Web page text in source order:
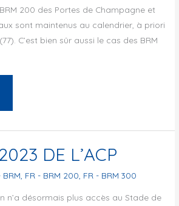
200 des Portes de Champagne et
sont maintenus au calendrier, à priori
C’est bien sûr aussi le cas des BRM
DE L’ACP
BRM FR - BRM 200 FR - BRM 300
n’a désormais plus accès au Stade de